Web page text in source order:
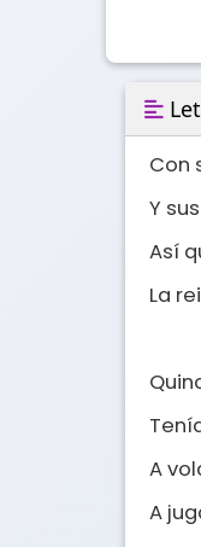
Con
Y
Así
La
A
A